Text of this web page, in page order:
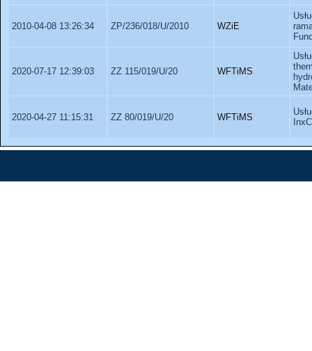
2010-04-08 13:26:34 ZP/236/018/U/2010 WZiE
2020-07-17 12:39:03 ZZ 115/019/U/20 WFTiMS
2020-04-27 11:15:31 ZZ 80/019/U/20 WFTiMS